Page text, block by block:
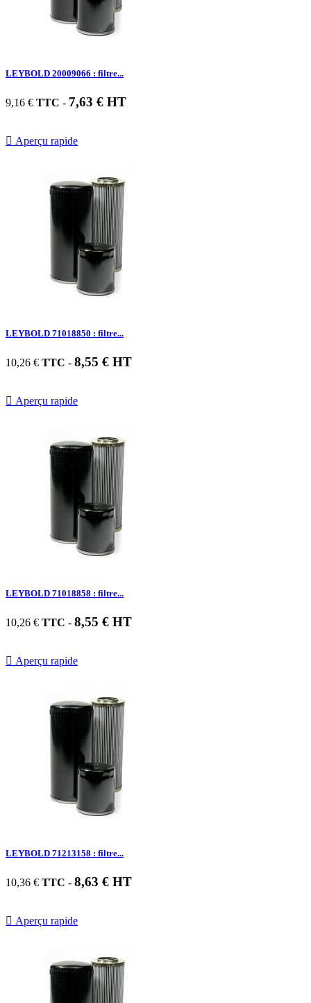
LEYBOLD 20009066 : filtre...
9,16 € TTC - 7,63 € HT
 Aperçu rapide
LEYBOLD 71018850 : filtre...
10,26 € TTC - 8,55 € HT
 Aperçu rapide
LEYBOLD 71018858 : filtre...
10,26 € TTC - 8,55 € HT
 Aperçu rapide
LEYBOLD 71213158 : filtre...
10,36 € TTC - 8,63 € HT
 Aperçu rapide